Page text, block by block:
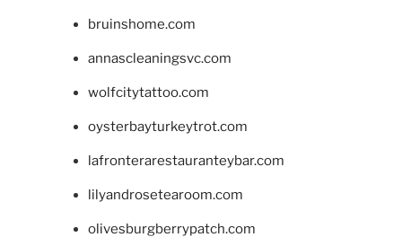
bruinshome.com
annascleaningsvc.com
wolfcitytattoo.com
oysterbayturkeytrot.com
lafronterarestauranteybar.com
lilyandrosetearoom.com
olivesburgberrypatch.com